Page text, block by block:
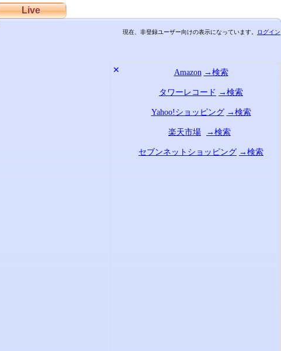
Live
現在、非登録ユーザー向けの表示になっています。 ログイン
✕ Amazon →検索
タワーレコード →検索
Yahoo!ショッピング →検索
楽天市場 →検索
セブンネットショッピング →検索